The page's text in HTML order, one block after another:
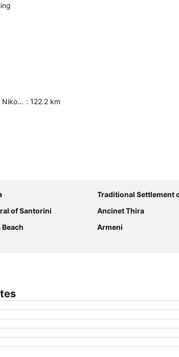
Heraklion International Airport Nikos Kazantzakis : 122.2 km
Traditional Settlement
of Santorini
Ancinet Thira
Beach
Armeni